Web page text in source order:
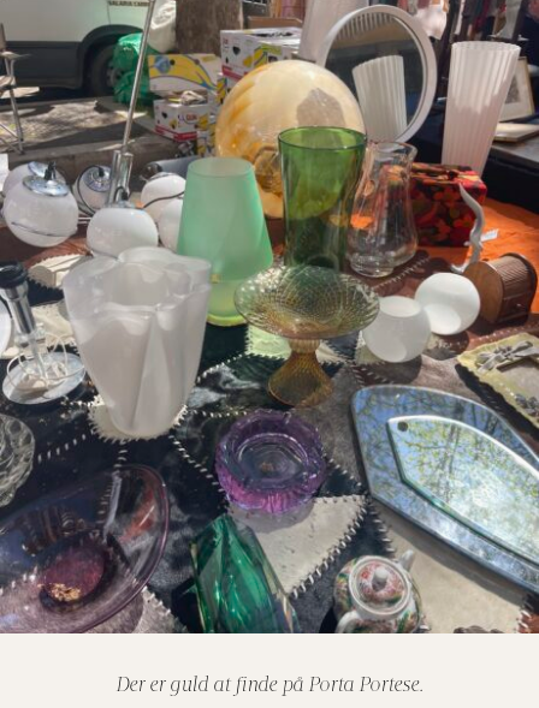
Der er guld at finde på Porta Portese.